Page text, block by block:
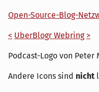
Open-Source-Blog-
< UberBlogr Webring >
Podcast-Logo von Peter
Andere Icons sind nicht